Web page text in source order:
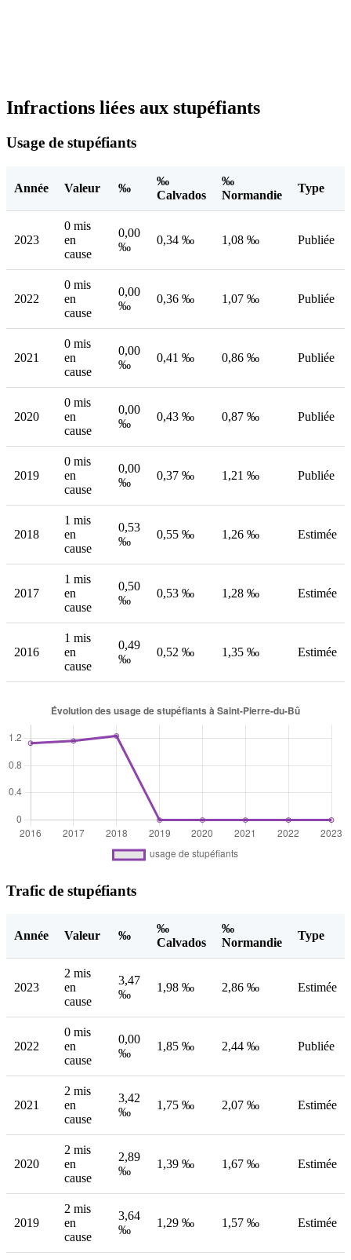
Infractions liées aux stupéfiants
Usage de stupéfiants
Année Valeur ‰
‰
Calvados
‰
Normandie
Type
2023
0 mis
en
cause
0,00
‰
0,34 ‰ 1,08 ‰ Publiée
2022
0 mis
en
cause
0,00
‰
0,36 ‰ 1,07 ‰ Publiée
2021
0 mis
en
cause
0,00
‰
0,41 ‰ 0,86 ‰ Publiée
2020
0 mis
en
cause
0,00
‰
0,43 ‰ 0,87 ‰ Publiée
2019
0 mis
en
cause
0,00
‰
0,37 ‰ 1,21 ‰ Publiée
2018
1 mis
en
cause
0,53
‰
0,55 ‰ 1,26 ‰ Estimée
2017
1 mis
en
cause
0,50
‰
0,53 ‰ 1,28 ‰ Estimée
2016
1 mis
en
cause
0,49
‰
0,52 ‰ 1,35 ‰ Estimée
Trafic de stupéfiants
Année Valeur ‰
‰
Calvados
‰
Normandie
Type
2023
2 mis
en
cause
3,47
‰
1,98 ‰ 2,86 ‰ Estimée
2022
0 mis
en
cause
0,00
‰
1,85 ‰ 2,44 ‰ Publiée
2021
2 mis
en
cause
3,42
‰
1,75 ‰ 2,07 ‰ Estimée
2020
2 mis
en
cause
2,89
‰
1,39 ‰ 1,67 ‰ Estimée
2019
2 mis
en
cause
3,64
‰
1,29 ‰ 1,57 ‰ Estimée